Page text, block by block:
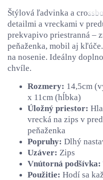
Štýlová ľadvinka a
detailmi a vreckami v
prekvapivo priestranná –
peňaženka, mobil aj
na nosenie. Ideálny
chvíle.
Rozmery: 14,5cm
x 11cm (hĺbka)
Úložný priestor:
vrecká na zips v
peňaženka
Popruhy: Dlhý
Uzáver: Zips
Vnútorná podšívka:
Použitie: Hodí sa